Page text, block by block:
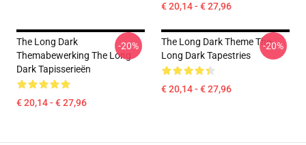
€ 20,14 - € 27,96
The Long Dark
Themabewerking The Long
Dark Tapisserieën
€ 20,14 - € 27,96
-20%
The Long Dark Theme The
Long Dark Tapestries
€ 20,14 - € 27,96
-20%